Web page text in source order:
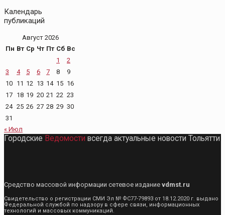
Календарь
публикаций
Август 2026
Пн Вт Ср Чт Пт Сб Вс
1
2
3
4 5 6 7 8
9
10 11 12 13 14 15 16
17 18 19 20 21 22 23
24 25 26 27 28 29 30
31
« Июл
Городские Ведомости всегда актуальные новости Тольятти
Средство массовой информации сетевое издание vdmst.ru
Свидетельство о регистрации СМИ Эл № ФС77-79893 от 18.12.2020 г. выдано
Федеральной службой по надзору в сфере связи, информационных
технологий и массовых коммуникаций.